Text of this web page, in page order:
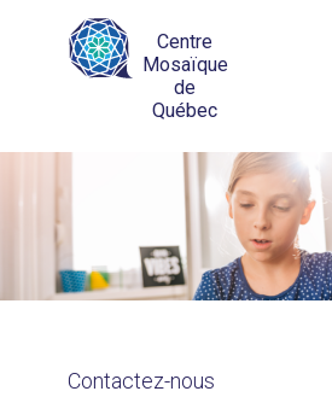
Centre
Mosaïque
de
Québec
Contactez-nous